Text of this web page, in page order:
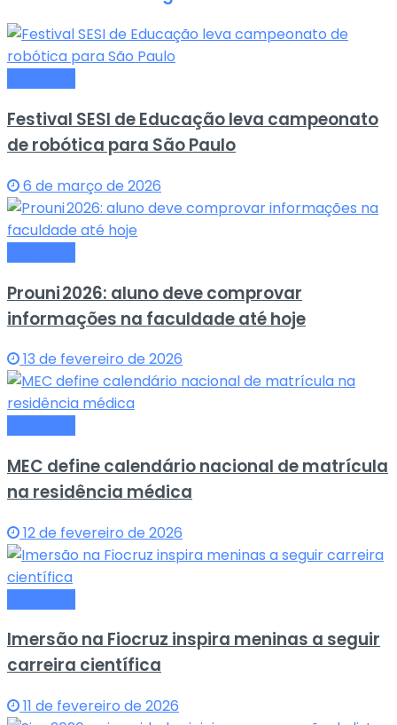
Festival SESI de Educação leva campeonato
de robótica para São Paulo
6 de março de 2026
Prouni 2026: aluno deve comprovar
informações na faculdade até hoje
13 de fevereiro de 2026
MEC define calendário nacional de matrícula
na residência médica
12 de fevereiro de 2026
Imersão na Fiocruz inspira meninas a seguir
carreira científica
11 de fevereiro de 2026